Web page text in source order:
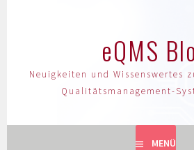
eQMS
Neuigkeiten und Wissenswertes
Qualitätsmanagement-
MENÜ